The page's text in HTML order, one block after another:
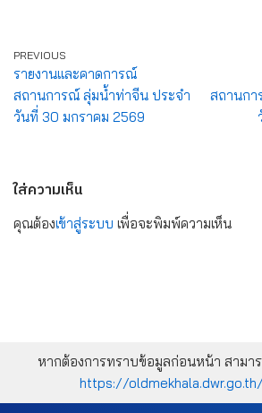
PREVIOUS
รายงานและคาดการณ์
สถานการณ์ ลุ่มน้ำท่าจีน ประจำ
วันที่ 30 มกราคม 2569
สถานกา
ใส่ความเห็น
คุณต้องเข้าสู่ระบบ เพื่อจะพิมพ์ความเห็น
หากต้องการทราบข้อมูลก่อนหน้า สามาร
https://